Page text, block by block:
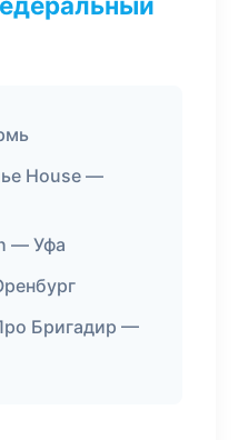
House —
— Уфа
Бригадир —